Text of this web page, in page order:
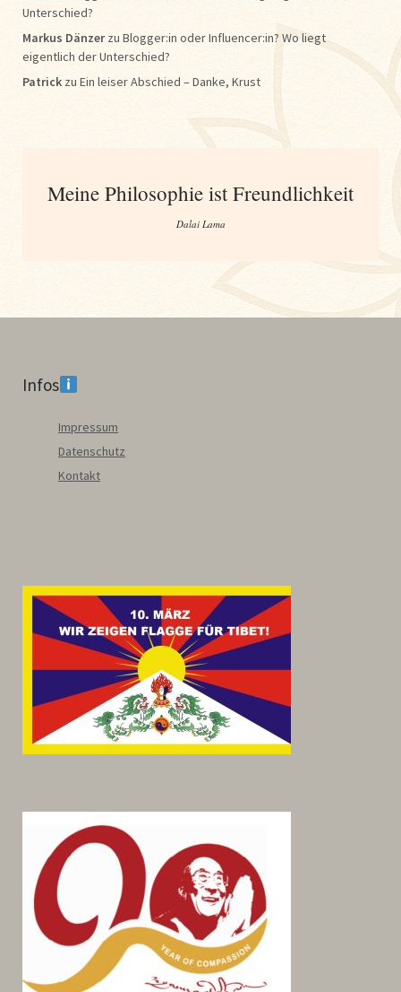
Unterschied?
Markus Dänzerzu Blogger:in oder Influencer:in? Wo liegt
eigentlich der Unterschied?
Patrick zu Ein leiser Abschied – Danke, Krust
Meine Philosophie ist Freundlichkeit
Dalai Lama
Infos
Impressum
Datenschutz
Kontakt